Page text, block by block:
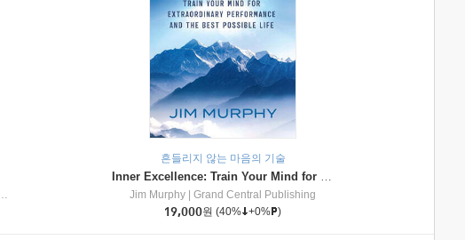
흔들리지 않는 마음의 기술
Inner Excellence: Train Your Mind for Extraordinary Performance and the Best Possible Life
Jim Murphy
Grand Central Publishing
19,000원 (40% +0% )